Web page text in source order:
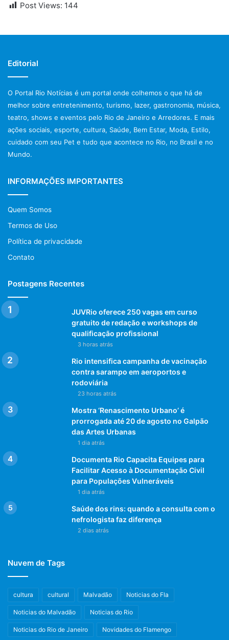
Post Views: 144
Editorial
O Portal Rio Notícias é um portal onde colhemos o que há de
melhor sobre entretenimento, turismo, lazer, gastronomia, música,
teatro, shows e eventos pelo Rio de Janeiro e Arredores. E mais
ações sociais, esporte, cultura, Saúde, Bem Estar, Moda, Estilo,
cuidado com seu Pet e tudo que acontece no Rio, no Brasil e no
Mundo.
INFORMAÇÕES IMPORTANTES
Quem Somos
Termos de Uso
Política de privacidade
Contato
Postagens Recentes
JUVRio oferece 250 vagas em curso
gratuito de redação e workshops de
qualificação profissional
3 horas atrás
Rio intensifica campanha de vacinação
contra sarampo em aeroportos e
rodoviária
23 horas atrás
Mostra ‘Renascimento Urbano’ é
prorrogada até 20 de agosto no Galpão
das Artes Urbanas
1 dia atrás
Documenta Rio Capacita Equipes para
Facilitar Acesso à Documentação Civil
para Populações Vulneráveis
1 dia atrás
Saúde dos rins: quando a consulta com o
nefrologista faz diferença
2 dias atrás
Nuvem de Tags
cultura cultural Malvadão Noticias do Fla
Noticias do Malvadão Noticias do Rio
Noticias do Rio de Janeiro Novidades do Flamengo